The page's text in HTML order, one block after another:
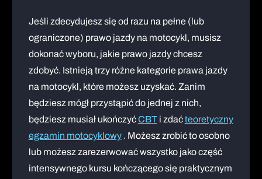
Jeśli zdecydujesz się od razu na pełne (lub
ograniczone) prawo jazdy na motocykl, musisz
dokonać wyboru, jakie prawo jazdy chcesz
zdobyć. Istnieją trzy różne kategorie prawa jazdy
na motocykl, które możesz uzyskać. Zanim
będziesz mógł przystąpić do jednej z nich,
będziesz musiał ukończyćCBT i zdaćteoretyczny
egzamin motocyklowy . Możesz zrobić to osobno
lub możesz zarezerwować wszystko jako część
intensywnego kursu kończącego się praktycznym